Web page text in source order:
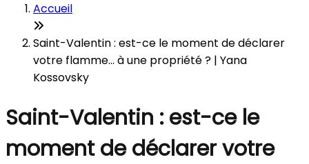
Accueil
Saint-Valentin : est-ce le moment de déclarer
votre flamme... à une propriété ? | Yana
Kossovsky
Saint-Valentin : est-ce le
moment de déclarer votre